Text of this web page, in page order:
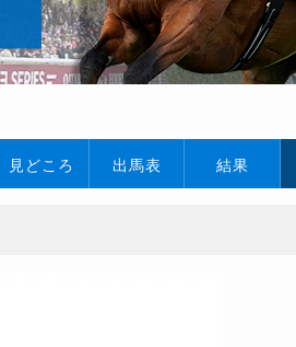
見どころ 出馬表 結果